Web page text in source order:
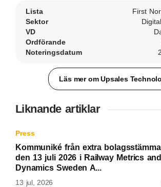
Lista
First
Sektor
VD
Ordförande
Noteringsdatum
Läs mer om Upsales
Liknande artiklar
Press
Kommuniké från extra bolagsstämma
den 13 juli 2026 i Railway Metrics and
Dynamics Sweden A...
13 jul, 2026